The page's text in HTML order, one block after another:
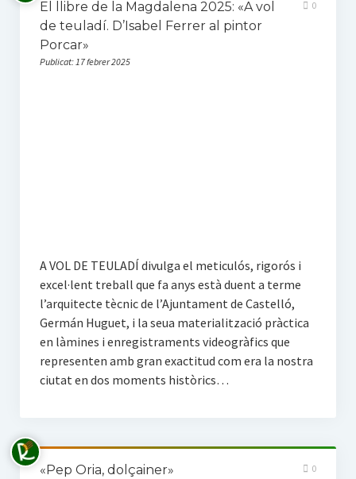
El llibre de la Magdalena 2025: «A vol
de teuladí. D’Isabel Ferrer al pintor
Porcar»
Publicat: 17 febrer 2025
0
A VOL DE TEULADÍ divulga el meticulós, rigorós i
excel·lent treball que fa anys està duent a terme
l’arquitecte tècnic de l’Ajuntament de Castelló,
Germán Huguet, i la seua materialització pràctica
en làmines i enregistraments videogràfics que
representen amb gran exactitud com era la nostra
ciutat en dos moments històrics…
«Pep Oria, dolçainer» 0